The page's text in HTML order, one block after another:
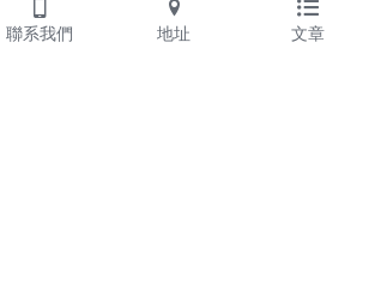
聯系我們 地址 文章